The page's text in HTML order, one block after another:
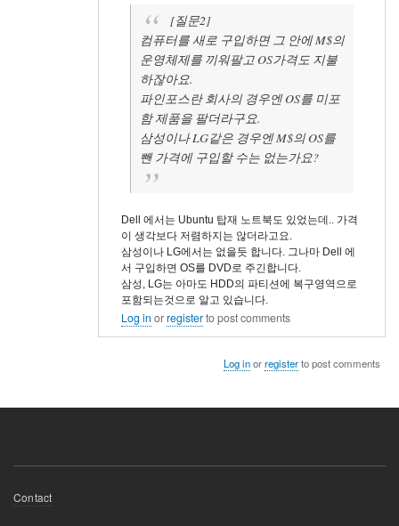
[질문2]
컴퓨터를 새로 구입하면 그 안에 M$의
운영체제를 끼워팔고 OS가격도 지불
하잖아요.
파인포스란 회사의 경우엔 OS를 미포
함 제품을 팔더라구요.
삼성이나 LG같은 경우엔 M$의 OS를
뺀 가격에 구입할 수는 없는가요?
Dell 에서는 Ubuntu 탑재 노트북도 있었는데.. 가격
이 생각보다 저렴하지는 않더라고요.
삼성이나 LG에서는 없을듯 합니다. 그나마 Dell 에
서 구입하면 OS를 DVD로 주긴합니다.
삼성, LG는 아마도 HDD의 파티션에 복구영역으로
포함되는것으로 알고 있습니다.
Log in orregisterto post comments
Log inorregisterto post comments
Footer
Contact